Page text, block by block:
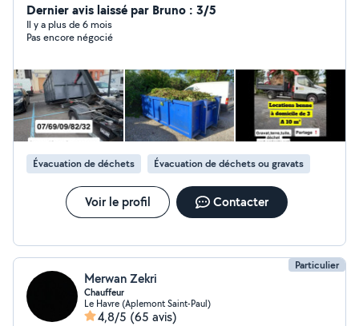
Espace vert ect.
Dernier avis laissé par Bruno : 3/5
Il y a plus de 6 mois
Pas encore négocié
Évacuation de déchets Évacuation de déchets ou gravats
Voir le profil Contacter
Particulier
Merwan Zekri
Chauffeur
Le Havre (Aplemont Saint-Paul)
4,8/5 (65 avis)